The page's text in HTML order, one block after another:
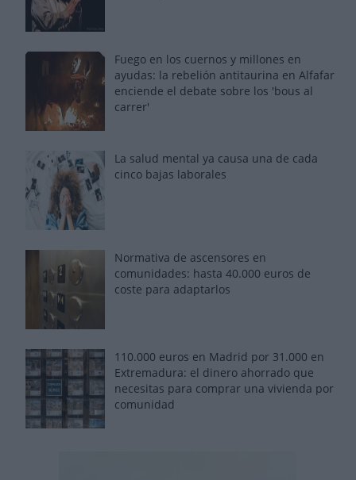
Fuego en los cuernos y millones en
ayudas: la rebelión antitaurina en Alfafar
enciende el debate sobre los 'bous al
carrer'
La salud mental ya causa una de cada
cinco bajas laborales
Normativa de ascensores en
comunidades: hasta 40.000 euros de
coste para adaptarlos
110.000 euros en Madrid por 31.000 en
Extremadura: el dinero ahorrado que
necesitas para comprar una vivienda por
comunidad